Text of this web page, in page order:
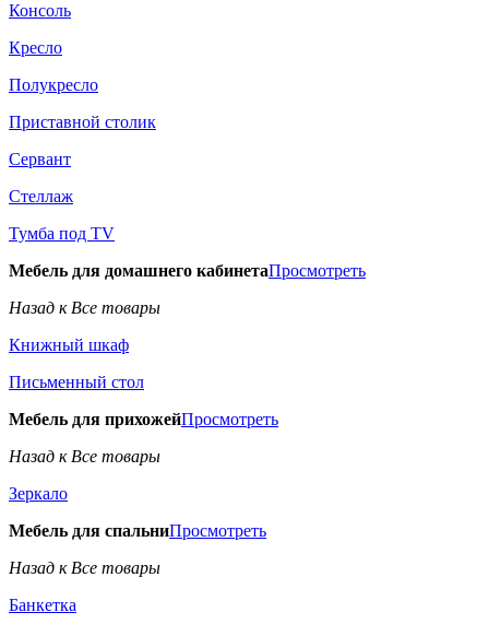
Консоль
Кресло
Полукресло
Приставной столик
Сервант
Стеллаж
Тумба под TV
Мебель для домашнего кабинетаПросмотреть
Назад к Все товары
Книжный шкаф
Письменный стол
Мебель для прихожейПросмотреть
Назад к Все товары
Зеркало
Мебель для спальниПросмотреть
Назад к Все товары
Банкетка